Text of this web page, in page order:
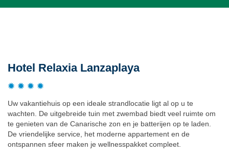
Hotel Relaxia Lanzaplaya
Uw vakantiehuis op een ideale strandlocatie ligt al op u te
wachten. De uitgebreide tuin met zwembad biedt veel ruimte om
te genieten van de Canarische zon en je batterijen op te laden.
De vriendelijke service, het moderne appartement en de
ontspannen sfeer maken je wellnesspakket compleet.